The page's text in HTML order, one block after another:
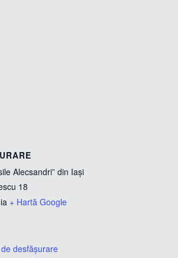
Alecsandri” din Iași
18
+ Hartă Google
desfășurare